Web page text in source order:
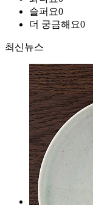
슬퍼요0
더 궁금해요0
최신뉴스